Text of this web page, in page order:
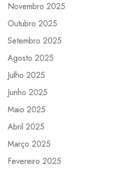
Novembro 2025
Outubro 2025
Setembro 2025
Agosto 2025
Julho 2025
Junho 2025
Maio 2025
Abril 2025
Março 2025
Fevereiro 2025